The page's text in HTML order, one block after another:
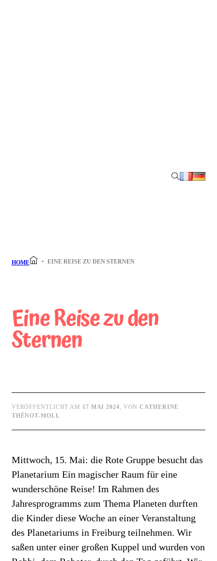
HOME EINE REISE ZU DEN STERNEN
Eine Reise zu den
Sternen
VERÖFFENTLICHT AM 17 MAI 2024, VONCATHERINE
THÉNOT-MOLL
Mittwoch, 15. Mai: die Rote Gruppe besucht das
Planetarium Ein magischer Raum für eine
wunderschöne Reise! Im Rahmen des
Jahresprogramms zum Thema Planeten durften
die Kinder diese Woche an einer Veranstaltung
des Planetariums in Freiburg teilnehmen. Wir
saßen unter einer großen Kuppel und wurden von